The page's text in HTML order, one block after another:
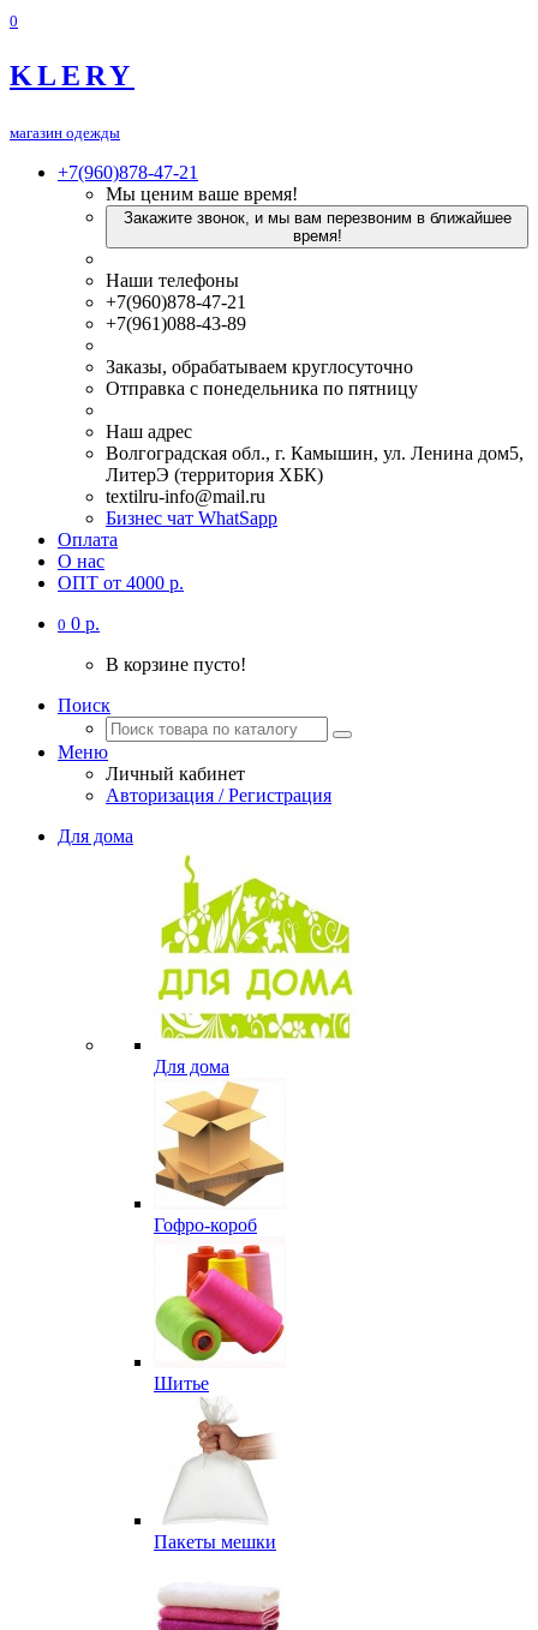
0
KLERY
магазин одежды
+7(960)878-47-21
Мы ценим ваше время!
Закажите звонок, и мы вам перезвоним в ближайшее
время!
Наши телефоны
+7(960)878-47-21
+7(961)088-43-89
Заказы, обрабатываем круглосуточно
Отправка с понедельника по пятницу
Наш адрес
Волгоградская обл., г. Камышин, ул. Ленина дом5,
ЛитерЭ (территория ХБК)
textilru-info@mail.ru
Бизнес чат WhatSapp
Оплата
О нас
ОПТ от 4000 р.
0 0 р.
В корзине пусто!
Поиск
Меню
Личный кабинет
Авторизация / Регистрация
Для дома
Для дома
Гофро-короб
Шитье
Пакеты мешки